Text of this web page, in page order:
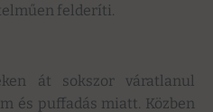
felderíti.
át sokszor váratlanul
és puffadás miatt. Közben